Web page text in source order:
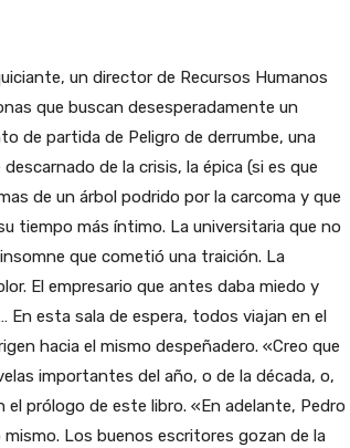
un director de Recursos Humanos
que buscan desesperadamente un
de partida de Peligro de derrumbe, una
de la crisis, la épica (si es que
de un árbol podrido por la carcoma y que
tiempo más íntimo. La universitaria que no
que cometió una traición. La
El empresario que antes daba miedo y
esta sala de espera, todos viajan en el
hacia el mismo despeñadero. «Creo que
importantes del año, o de la década, o,
el prólogo de este libro. «En adelante, Pedro
Los buenos escritores gozan de la